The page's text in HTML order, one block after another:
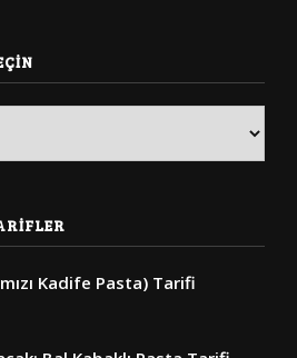
Kadife Pasta) Tarifi